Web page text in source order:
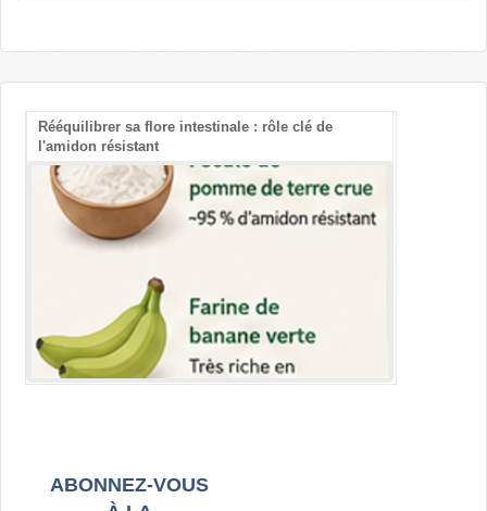
Rééquilibrer sa flore intestinale : rôle clé de
l'amidon résistant
ABONNEZ-VOUS